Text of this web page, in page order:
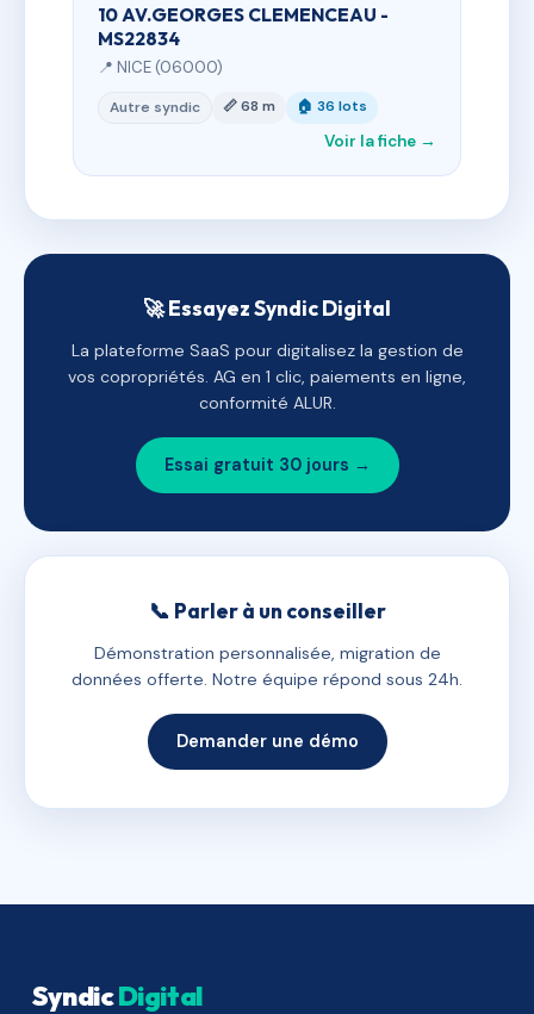
10 AV.GEORGES CLEMENCEAU -
MS22834
📍 NICE (06000)
Autre syndic 📏 68 m 🏠 36 lots
Voir la fiche →
🚀 Essayez Syndic Digital
La plateforme SaaS pour digitalisez la gestion de
vos copropriétés. AG en 1 clic, paiements en ligne,
conformité ALUR.
Essai gratuit 30 jours →
📞 Parler à un conseiller
Démonstration personnalisée, migration de
données offerte. Notre équipe répond sous 24h.
Demander une démo
SyndicDigital